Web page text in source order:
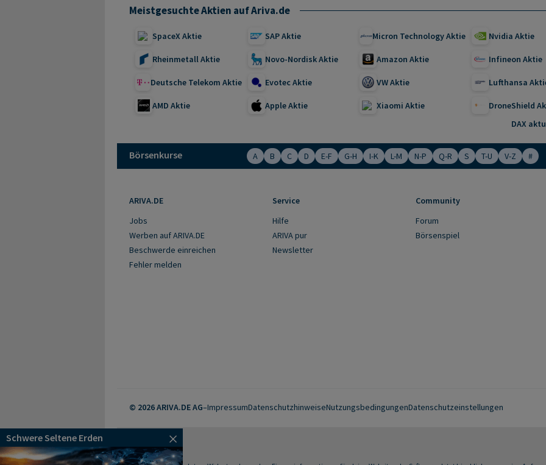
Schwere Seltene Erden
Meistgesuchte Aktien auf Ariva.de
SpaceX Aktie SAP Aktie Micron Technology Aktie Nvidia Aktie
Rheinmetall Aktie Novo-Nordisk Aktie Amazon Aktie Infineon Aktie
Deutsche Telekom Aktie Evotec Aktie VW Aktie Lufthansa
AMD Aktie Apple Aktie Xiaomi Aktie DroneShield
DAX
Börsenkurse A B C D E-F G-H I-K L-M N-P Q-R S T-U V-Z #
ARIVA.DE
Jobs
Werben auf ARIVA.DE
Beschwerde einreichen
Fehler melden
Service
Hilfe
ARIVA pur
Newsletter
Community
Forum
Börsenspiel
© 2026 ARIVA.DE AG–ImpressumDatenschutzhinweiseNutzungsbedingungenDatenschutzeinstellungen